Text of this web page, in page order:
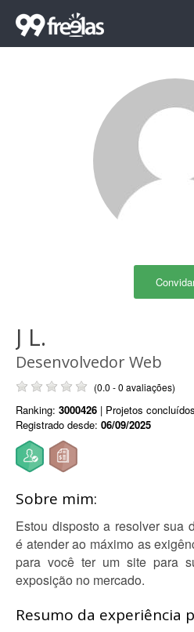
J L.
Desenvolvedor Web
(0.0 - 0 avaliações)
Ranking: 3000426 | Projetos
Registrado desde: 06/09/2025
Sobre mim:
Estou disposto a resolver sua
é atender ao máximo as
para você ter um site para
exposição no mercado.
Resumo da experiência